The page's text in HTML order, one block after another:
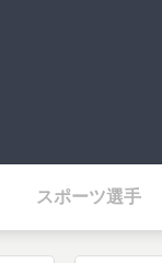
スポーツ選手